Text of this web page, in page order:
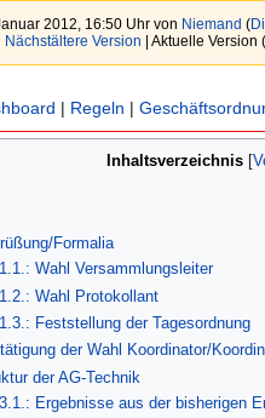
2012, 16:50 Uhr von Niemand (
Version | Aktuelle
| Regeln |
Inhaltsverzeichnis
Formalia
Wahl Versammlungsleiter
Wahl Protokollant
Feststellung der Tagesordnung
der Wahl Koordinator/
der AG-Technik
Ergebnisse aus der bisherigen